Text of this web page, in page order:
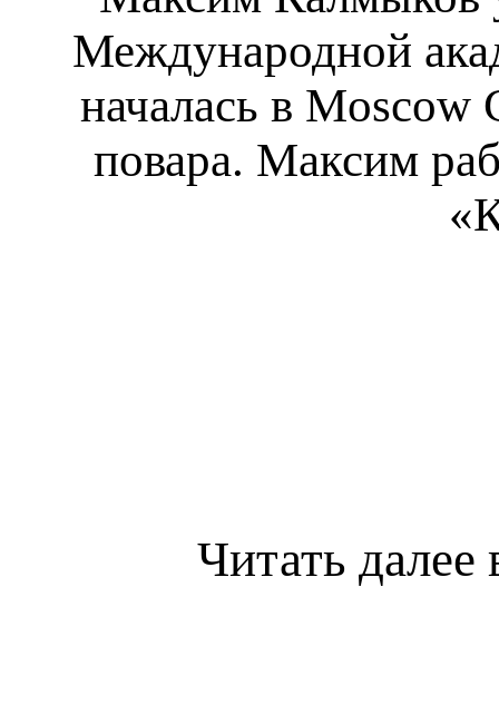
Международной
началась в
повара. Максим
Читать далее